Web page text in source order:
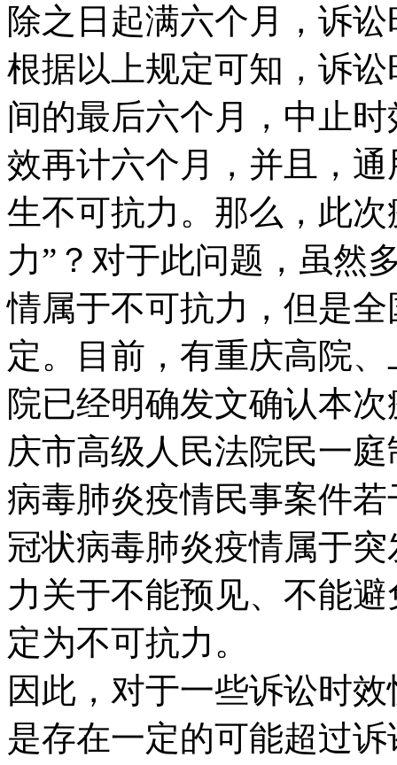
除之日起满六个月，诉
根据以上规定可知，诉
间的最后六个月，中止
效再计六个月，并且，
生不可抗力。那么，此
力”？对于此问题，虽然
情属于不可抗力，但是
定。目前，有重庆高院
院已经明确发文确认本
庆市高级人民法院民一
病毒肺炎疫情民事案件
冠状病毒肺炎疫情属于
力关于不能预见、不能
定为不可抗力。
因此，对于一些诉讼时
是存在一定的可能超过